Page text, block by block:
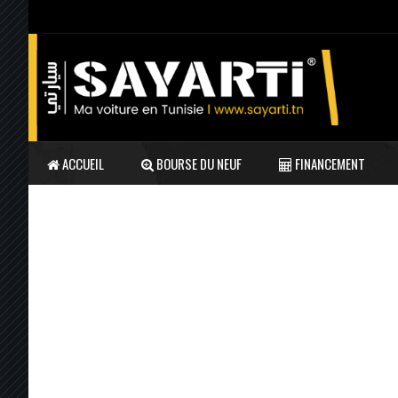
ACCUEIL BOURSE DU NEUF FINANCEMENT